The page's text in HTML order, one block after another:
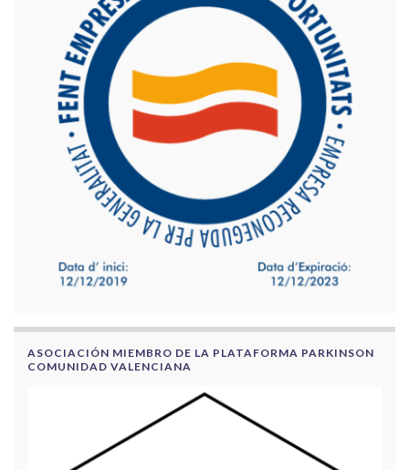
ASOCIACIÓN MIEMBRO DE LA PLATAFORMA PARKINSON
COMUNIDAD VALENCIANA